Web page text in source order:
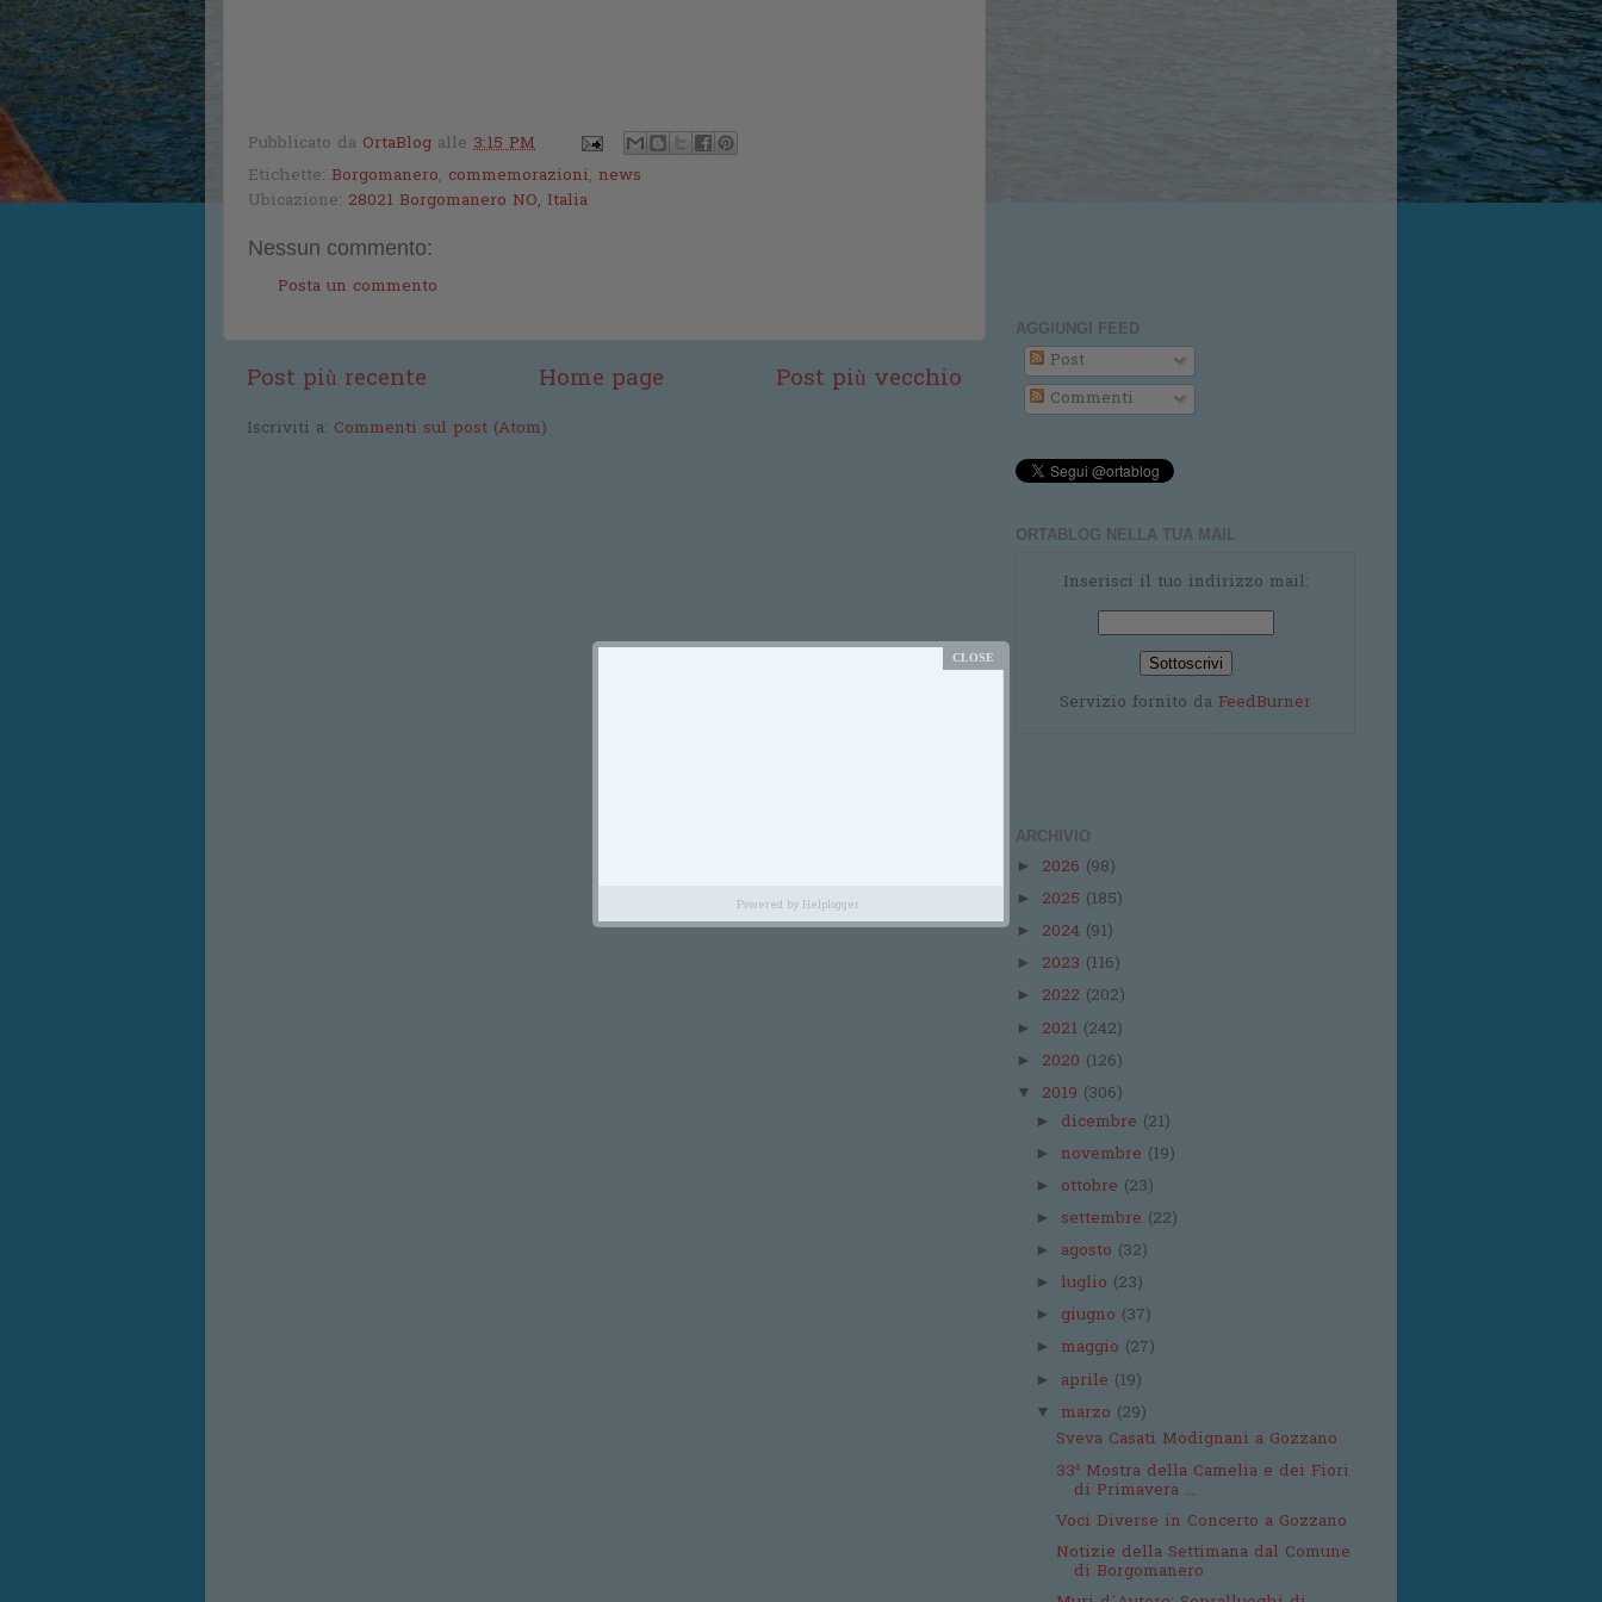
Pubblicato da OrtaBlog alle 3:15 PM
Etichette: Borgomanero, commemorazioni, news
Ubicazione: 28021 Borgomanero NO, Italia
Nessun commento:
Posta un commento
Post più recente Post più vecchio
Home page
Iscriviti a: Commenti sul post (Atom)
Powered by Helplogger
AGGIUNGI FEED
Post
Commenti
ORTABLOG NELLA TUA MAIL
Inserisci il tuo indirizzo mail:
Servizio fornito da FeedBurner
ARCHIVIO
► 2026 (98)
► 2025 (185)
► 2024 (91)
► 2023 (116)
► 2022 (202)
► 2021 (242)
► 2020 (126)
▼ 2019 (306)
► dicembre (21)
► novembre (19)
► ottobre (23)
► settembre (22)
► agosto (32)
► luglio (23)
► giugno (37)
► maggio (27)
► aprile (19)
▼ marzo (29)
Sveva Casati Modignani a Gozzano
33ª Mostra della Camelia e dei Fiori
di Primavera ...
Voci Diverse in Concerto a Gozzano
Notizie della Settimana dal Comune
di Borgomanero